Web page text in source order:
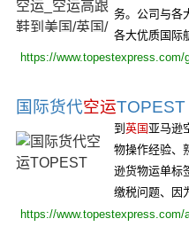
务。公司与各
各大优质国际
https://www.topestexpress.com/
国际货代空运TOPEST
到 英国 亚马逊
物操作经验、
逊货物运单标
缴税问题、因
https://www.topestexpress.com/